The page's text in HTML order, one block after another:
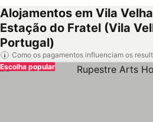
Alojamentos em Vila
Estação do Fratel (Vila
Portugal)
Como os pagamentos influenciam os
Escolha popular